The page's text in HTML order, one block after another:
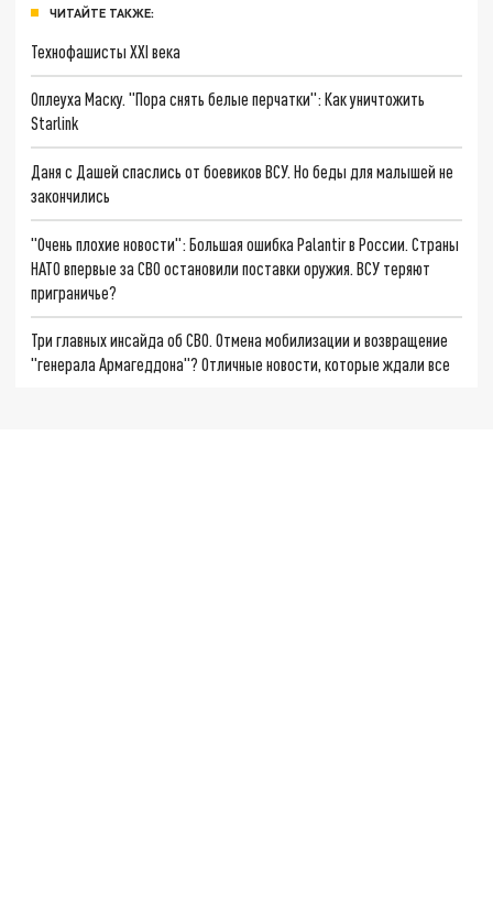
ЧИТАЙТЕ ТАКЖЕ:
Технофашисты XXI века
Оплеуха Маску. "Пора снять белые перчатки": Как уничтожить
Starlink
Даня с Дашей спаслись от боевиков ВСУ. Но беды для малышей не
закончились
"Очень плохие новости": Большая ошибка Palantir в России. Страны
НАТО впервые за СВО остановили поставки оружия. ВСУ теряют
приграничье?
Три главных инсайда об СВО. Отмена мобилизации и возвращение
"генерала Армагеддона"? Отличные новости, которые ждали все